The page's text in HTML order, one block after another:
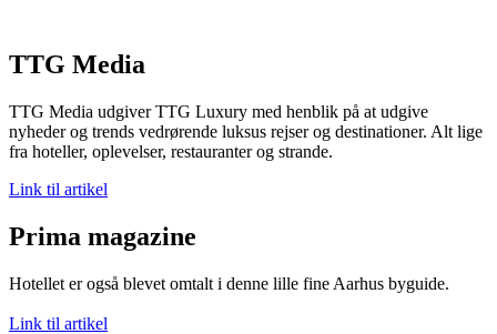
TTG Media
TTG Media udgiver TTG Luxury med henblik på at udgive
nyheder og trends vedrørende luksus rejser og destinationer. Alt lige
fra hoteller, oplevelser, restauranter og strande.
Link til artikel
Prima magazine
Hotellet er også blevet omtalt i denne lille fine Aarhus byguide.
Link til artikel